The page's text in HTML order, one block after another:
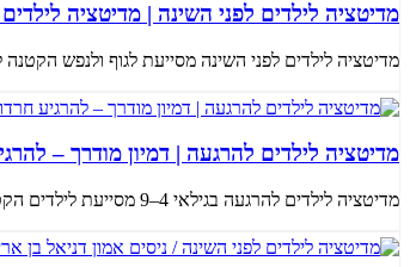
מדיטציה לילדים לפני השינה | מדיטציה
מדיטציה לילדים לפני השינה מסייעת לגוף ולנפש
מדיטציה לילדים להרגעה | דמיון מודרך – להרגיע
מדיטציה לילדים להרגעה בגילאי 4–9 מסייעת לילדים הקטנים לזהות רגשות כמו פחד וחרדה, ולמצוא בתוכם תחושת ביטחון ושלווה. באמצע...